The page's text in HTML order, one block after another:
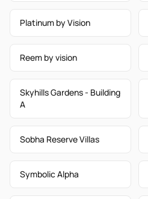
Platinum by Vision
Reem by vision
Skyhills Gardens - Building
A
Sobha Reserve Villas
Symbolic Alpha